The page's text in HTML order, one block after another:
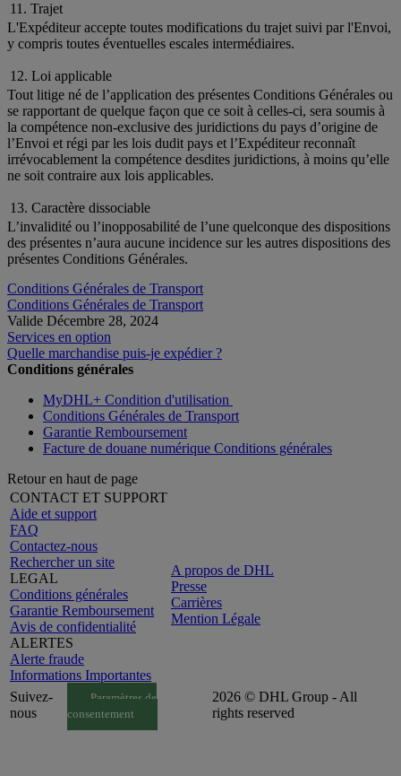
11. Trajet
L'Expéditeur accepte toutes modifications du trajet suivi par l'Envoi,
y compris toutes éventuelles escales intermédiaires.
12. Loi applicable
Tout litige né de l’application des présentes Conditions Générales ou
se rapportant de quelque façon que ce soit à celles-ci, sera soumis à
la compétence non-exclusive des juridictions du pays d’origine de
l’Envoi et régi par les lois dudit pays et l’Expéditeur reconnaît
irrévocablement la compétence desdites juridictions, à moins qu’elle
ne soit contraire aux lois applicables.
13. Caractère dissociable
L’invalidité ou l’inopposabilité de l’une quelconque des dispositions
des présentes n’aura aucune incidence sur les autres dispositions des
présentes Conditions Générales.
Conditions Générales de Transport
Conditions Générales de Transport
Valide Décembre 28, 2024
Services en option
Quelle marchandise puis-je expédier ?
Conditions générales
MyDHL+ Condition d'utilisation
Conditions Générales de Transport
Garantie Remboursement
Facture de douane numérique Conditions générales
Retour en haut de page
CONTACT ET SUPPORT
Aide et support
FAQ
Contactez-nous
Rechercher un site
LEGAL
Conditions générales
Garantie Remboursement
Avis de confidentialité
ALERTES
Alerte fraude
Informations Importantes
A propos de DHL
Presse
Carrières
Mention Légale
Suivez-
nous
Paramètres de
consentement
2026 © DHL Group - All
rights reserved